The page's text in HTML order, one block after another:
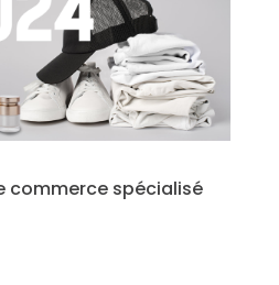
commerce spécialisé